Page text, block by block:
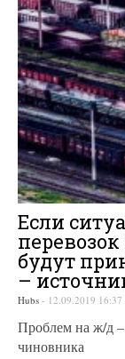
Если
будут
–
Hubs - 12.09.2019 16:37
Проблем на ж/д –
чиновника